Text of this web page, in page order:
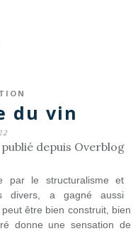
du vin
depuis Overblog
par le structuralisme et
divers, a gagné aussi
peut être bien construit, bien
donne une sensation de